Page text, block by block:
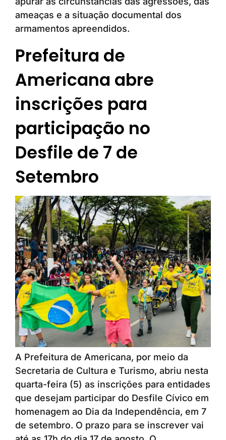
ameaças e a situação documental dos
armamentos apreendidos.
Prefeitura de
Americana abre
inscrições para
participação no
Desfile de 7 de
Setembro
A Prefeitura de Americana, por meio da
Secretaria de Cultura e Turismo, abriu nesta
quarta-feira (5) as inscrições para entidades
que desejam participar do Desfile Cívico em
homenagem ao Dia da Independência, em 7
de setembro. O prazo para se inscrever vai